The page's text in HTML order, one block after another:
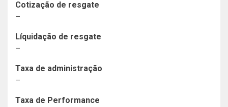
Cotização de resgate
–
Líquidação de resgate
–
Taxa de administração
–
Taxa de Performance